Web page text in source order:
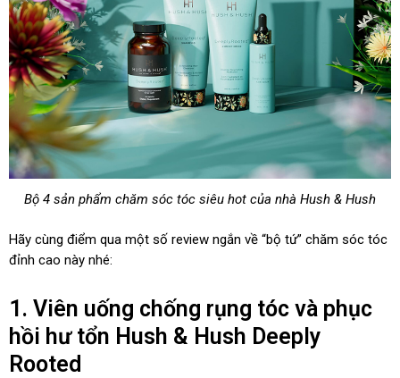
Bộ 4 sản phẩm chăm sóc tóc siêu hot của nhà Hush & Hush
Hãy cùng điểm qua một số review ngắn về “bộ tứ” chăm sóc tóc
đỉnh cao này nhé:
1. Viên uống chống rụng tóc và phục
hồi hư tổn Hush & Hush Deeply
Rooted